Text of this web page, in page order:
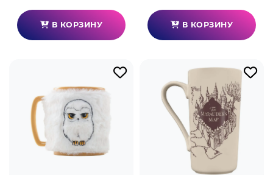
В КОРЗИНУ В КОРЗИНУ